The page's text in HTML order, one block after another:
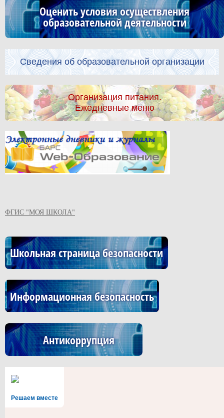
Оценить условия осуществления
образовательной деятельности
Сведения об образовательной организации
Организация питания.
Ежедневные меню
ФГИС "МОЯ ШКОЛА"
Школьная страница безопасности
Информационная безопасность
Антикоррупция
Решаем вместе